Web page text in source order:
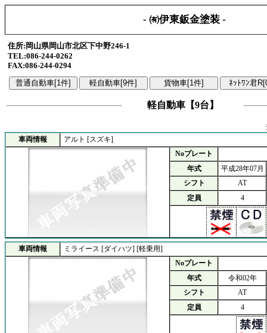
- ㈲伊東鈑金塗装 -
住所:岡山県岡山市北区下中野246-1
TEL:086-244-0262
FAX:086-244-0294
軽自動車【9台】
車両情報
アルト [スズキ]
Noプレート
年式
平成28年07月
シフト
AT
定員
4
車両情報
ミライース [ダイハツ] [軽乗用]
Noプレート
年式
令和02年
シフト
AT
定員
4